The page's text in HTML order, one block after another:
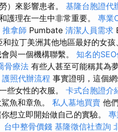
）來影響患者。 基隆台胞證代
護理在一生中非常重要。 專業
推拿師 Pumbate 清潔人員需求
拉丁美洲其他地區最好的女孩
與一個機構聯繫。 知名的
骨療法 有些人甚至可能稱其為
護照代辦流程 事實證明，這個
些女性的衣服。 卡式台胞證介
魚和章魚。 私人墓地買賣 他
想立即開始做自己的實驗。
台中整骨價錢 基隆徵信社查詢